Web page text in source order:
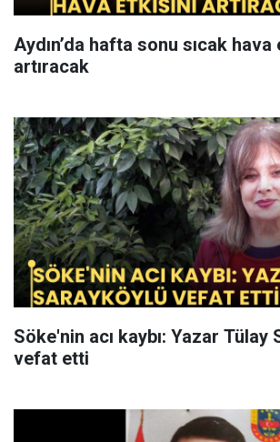
Aydın’da hafta sonu sıcak
artıracak
Söke'nin acı kaybı: Yazar Tülay
vefat etti